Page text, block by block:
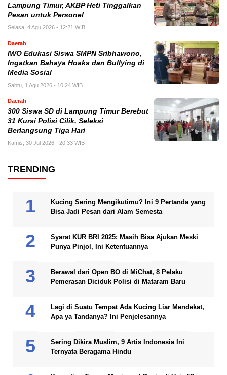
Lampung Timur, AKBP Heti Tinggalkan
Pesan untuk Personel
Selasa, 4 Agu 2026 - 12:21 WIB
Daerah
IWO Edukasi Siswa SMPN Sribhawono,
Ingatkan Bahaya Hoaks dan Bullying di
Media Sosial
Sabtu, 1 Agu 2026 - 10:24 WIB
Daerah
300 Siswa SD di Lampung Timur Berebut
31 Kursi Polisi Cilik, Seleksi
Berlangsung Tiga Hari
Kamis, 30 Jul 2026 - 20:33 WIB
TRENDING
Kucing Sering Mengikutimu? Ini 9 Pertanda yang
Bisa Jadi Pesan dari Alam Semesta
Syarat KUR BRI 2025: Masih Bisa Ajukan Meski
Punya Pinjol, Ini Ketentuannya
Berawal dari Open BO di MiChat, 8 Pelaku
Pemerasan Diciduk Polisi di Mataram Baru
Lagi di Suatu Tempat Ada Kucing Liar Mendekat,
Apa ya Tandanya? Ini Penjelesannya
Sering Dikira Muslim, 9 Artis Indonesia Ini
Ternyata Beragama Hindu